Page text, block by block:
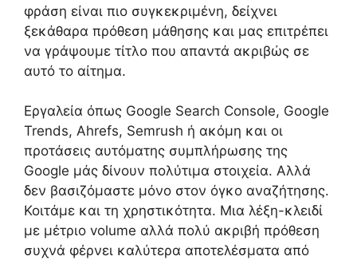
φράση είναι πιο συγκεκριμένη, δείχνει
ξεκάθαρα πρόθεση μάθησης και μας επιτρέπει
να γράψουμε τίτλο που απαντά ακριβώς σε
αυτό το αίτημα.
Εργαλεία όπως Google Search Console, Google
Trends, Ahrefs, Semrush ή ακόμη και οι
προτάσεις αυτόματης συμπλήρωσης της
Google μάς δίνουν πολύτιμα στοιχεία. Αλλά
δεν βασιζόμαστε μόνο στον όγκο αναζήτησης.
Κοιτάμε και τη χρηστικότητα. Μια λέξη-κλειδί
με μέτριο volume αλλά πολύ ακριβή πρόθεση
συχνά φέρνει καλύτερα αποτελέσματα από